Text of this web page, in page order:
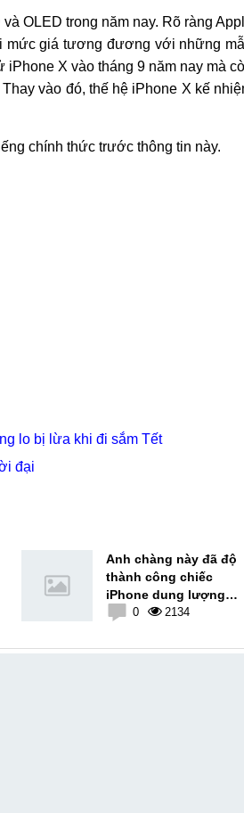
OLED trong năm nay. Rõ ràng
mức giá tương đương với những
X vào tháng 9 năm nay mà
vào đó, thế hệ iPhone X kế
chính thức trước thông tin này.
lo bị lừa khi đi sắm Tết
đại
Anh chàng này đã độ
thành công chiếc
iPhone dung lượng
512GB đầu tiên trên
0 2134